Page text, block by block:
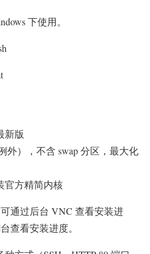
下使用。
新版
外），不含 swap 分区，最大化
官方精简内核
通过后台 VNC 查看安装进
查看安装进度。